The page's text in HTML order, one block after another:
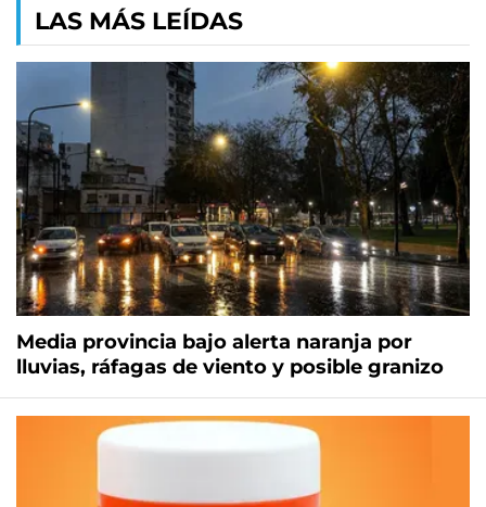
LAS MÁS LEÍDAS
Media provincia bajo alerta naranja por
lluvias, ráfagas de viento y posible granizo